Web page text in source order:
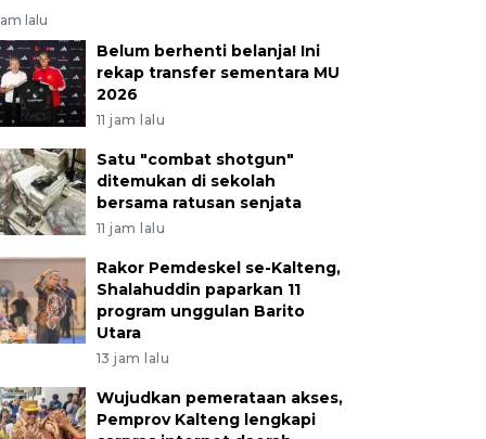
lalu
Belum berhenti belanja! Ini
rekap transfer sementara MU
2026
11 jam lalu
Satu "combat shotgun"
ditemukan di sekolah
bersama ratusan senjata
11 jam lalu
Rakor Pemdeskel se-Kalteng,
Shalahuddin paparkan 11
program unggulan Barito
Utara
13 jam lalu
Wujudkan pemerataan akses,
Pemprov Kalteng lengkapi